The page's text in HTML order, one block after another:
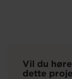
Vil du
dette